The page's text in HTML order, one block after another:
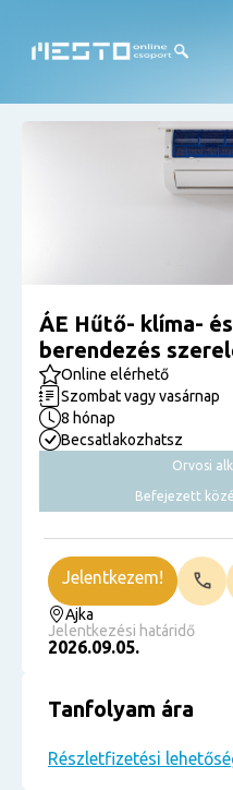
ÁE Hűtő- klíma-
berendezés
Online elérhető
Szombat vagy vasárnap
8 hónap
Becsatlakozhatsz
Orvosi
Befejezett
Ajka
Jelentkezési határidő
2026.09.05.
Jelentkezem!
Tanfolyam ára
Részletfizetési